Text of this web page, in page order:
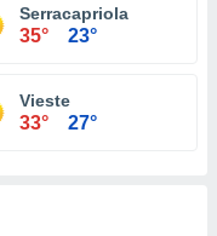
Serracapriola
35° 23°
Vieste
33° 27°